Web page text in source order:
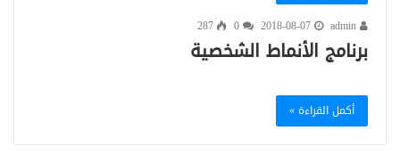
2018-08-07
287
برنامج الأنماط الشخصية
أكمل القراءة »